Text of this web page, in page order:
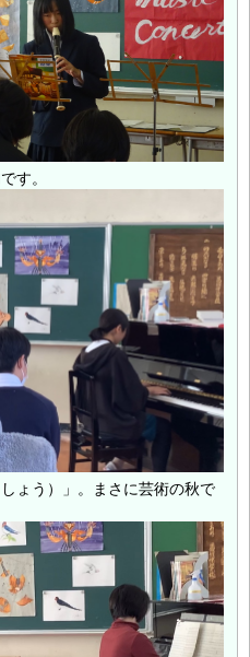
す。
ょう）」。まさに芸術の秋で